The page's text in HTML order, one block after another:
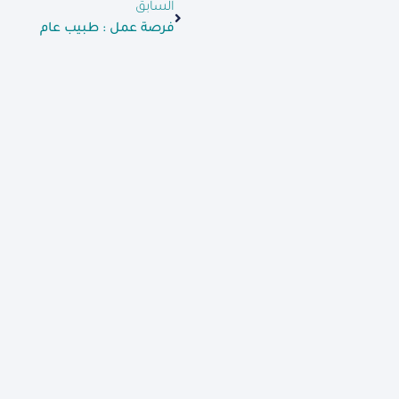
السابق
فرصة عمل : طبيب عام